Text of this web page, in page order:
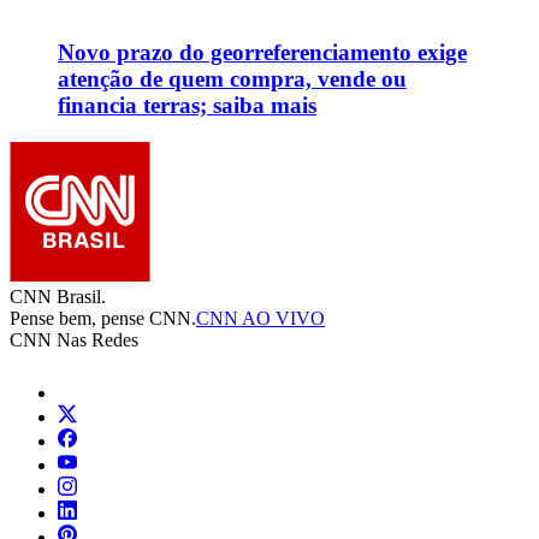
Novo prazo do georreferenciamento exige
atenção de quem compra, vende ou
financia terras; saiba mais
CNN Brasil.
Pense bem, pense CNN.CNN AO VIVO
CNN Nas Redes